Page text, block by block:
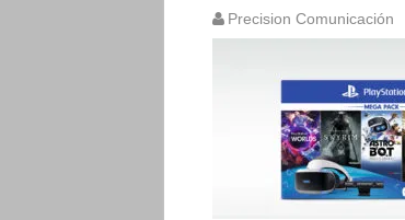
Precision Comunicación